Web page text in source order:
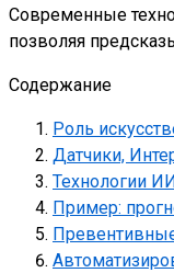
Современные
позволяя
Содержание
Роль
Датчики,
Технологии
Пример: